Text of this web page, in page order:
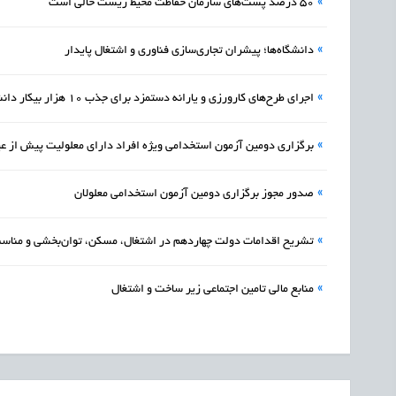
۵۰ درصد پست‌های سازمان حفاظت محیط زیست خالی است
» دانشگاه‌ها؛ پیشران تجاری‌سازی فناوری و اشتغال پایدار
» اجرای طرح‌های کارورزی و یارانه دستمزد برای جذب ۱۰ هزار بیکار دانشگاهی
» برگزاری دومین آزمون استخدامی ویژه افراد دارای معلولیت پیش از
» صدور مجوز برگزاری دومین آزمون استخدامی معلولان
» تشریح اقدامات دولت چهاردهم در اشتغال، مسکن، توان‌بخشی و
» منابع مالی تامین اجتماعی زیر ساخت و اشتغال